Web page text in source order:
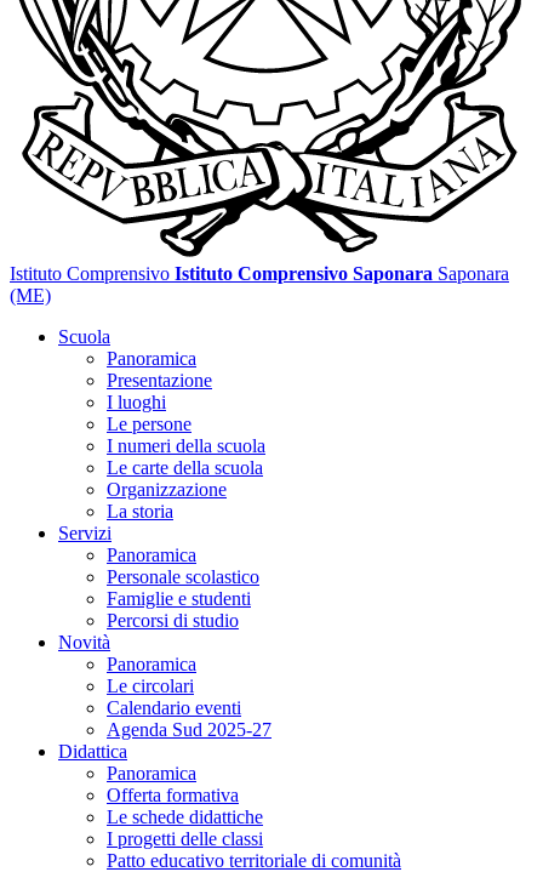
Istituto Comprensivo Istituto Comprensivo Saponara Saponara
(ME)
Scuola
Panoramica
Presentazione
I luoghi
Le persone
I numeri della scuola
Le carte della scuola
Organizzazione
La storia
Servizi
Panoramica
Personale scolastico
Famiglie e studenti
Percorsi di studio
Novità
Panoramica
Le circolari
Calendario eventi
Agenda Sud 2025-27
Didattica
Panoramica
Offerta formativa
Le schede didattiche
I progetti delle classi
Patto educativo territoriale di comunità